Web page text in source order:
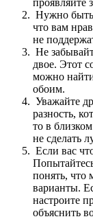
проявляйте
Нужно быть
что вам
не
Не
двое. Этот
можно
обоим.
Уважайте
разность,
то в
не сделать
Если вас
понять, что
варианты.
настроите
объяснить